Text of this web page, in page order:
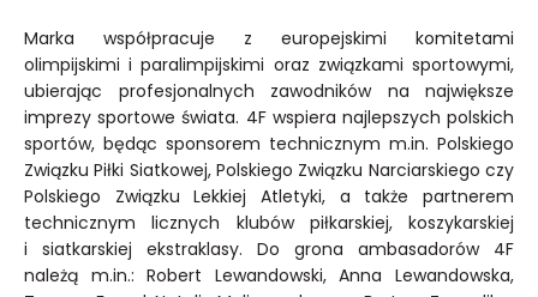
Marka współpracuje z europejskimi komitetami
olimpijskimi i paralimpijskimi oraz związkami sportowymi,
ubierając profesjonalnych zawodników na największe
imprezy sportowe świata. 4F wspiera najlepszych polskich
sportów, będąc sponsorem technicznym m.in. Polskiego
Związku Piłki Siatkowej, Polskiego Związku Narciarskiego czy
Polskiego Związku Lekkiej Atletyki, a także partnerem
technicznym licznych klubów piłkarskiej, koszykarskiej
i siatkarskiej ekstraklasy. Do grona ambasadorów 4F
należą m.in.: Robert Lewandowski, Anna Lewandowska,